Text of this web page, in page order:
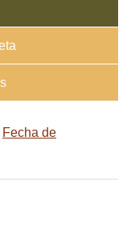
Fecha de